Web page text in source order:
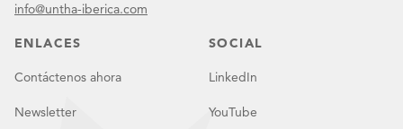
info@untha-iberica.com
ENLACES
Contáctenos ahora
Newsletter
SOCIAL
LinkedIn
YouTube